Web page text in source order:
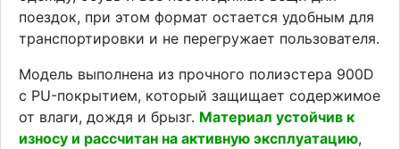
поездок, при этом формат остается удобным для
транспортировки и не перегружает пользователя.
Модель выполнена из прочного полиэстера 900D
с PU-покрытием, который защищает содержимое
от влаги, дождя и брызг. Материал устойчив к
износу и рассчитан на активную эксплуатацию,